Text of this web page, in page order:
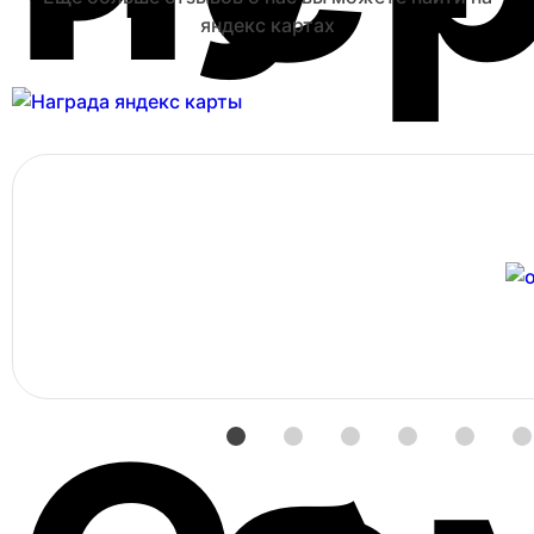
яндекс картах